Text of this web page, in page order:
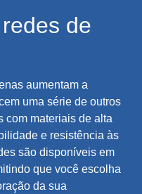
de
aumentam a
uma série de outros
com materiais de alta
e resistência às
são disponíveis em
que você escolha
da sua